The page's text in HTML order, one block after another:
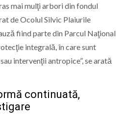
mai mulţi arbori din fondul
de Ocolul Silvic Plaiurile
fiind parte din Parcul Naţional
integrală, în care sunt
intervenţii antropice”, se arată
continuată,